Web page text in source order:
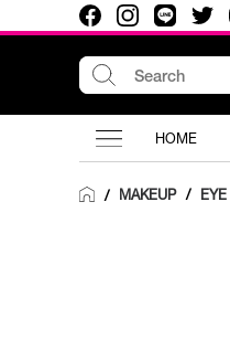
HOME
/ MAKEUP / EYE